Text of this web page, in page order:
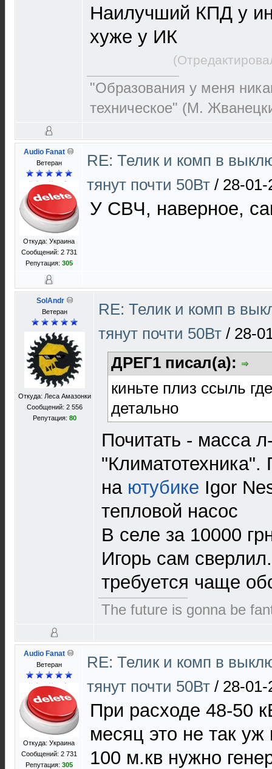
Наилучший КПД у
хуже у ИК
"Образования у меня
техническое" (М.
Audio Fanat
Ветеран
Откуда: Украина
Сообщений: 2 731
Репутация: 305
RE: Телик и комп в
тянут почти 50Вт / 28-01-
У СВЧ, наверное,
SolAndr
Ветеран
Откуда: Леса Амазонки
Сообщений: 2 556
Репутация: 80
RE: Телик и комп в
тянут почти 50Вт / 28-
ДРЕГ1 писал(а):
киньте плиз ссыль
детально
Почитать - масса
"Климатотехника".
на ютубике Igor
тепловой насос
В селе за 10000
Игорь сам
требуется чаще
The future is gonna be
Audio Fanat
Ветеран
Откуда: Украина
Сообщений: 2 731
Репутация: 305
RE: Телик и комп в
тянут почти 50Вт / 28-01-
При расходе 48-50
месяц это не так
100 м.кв нужно